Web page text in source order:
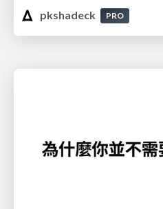
pkshadeck
PRO